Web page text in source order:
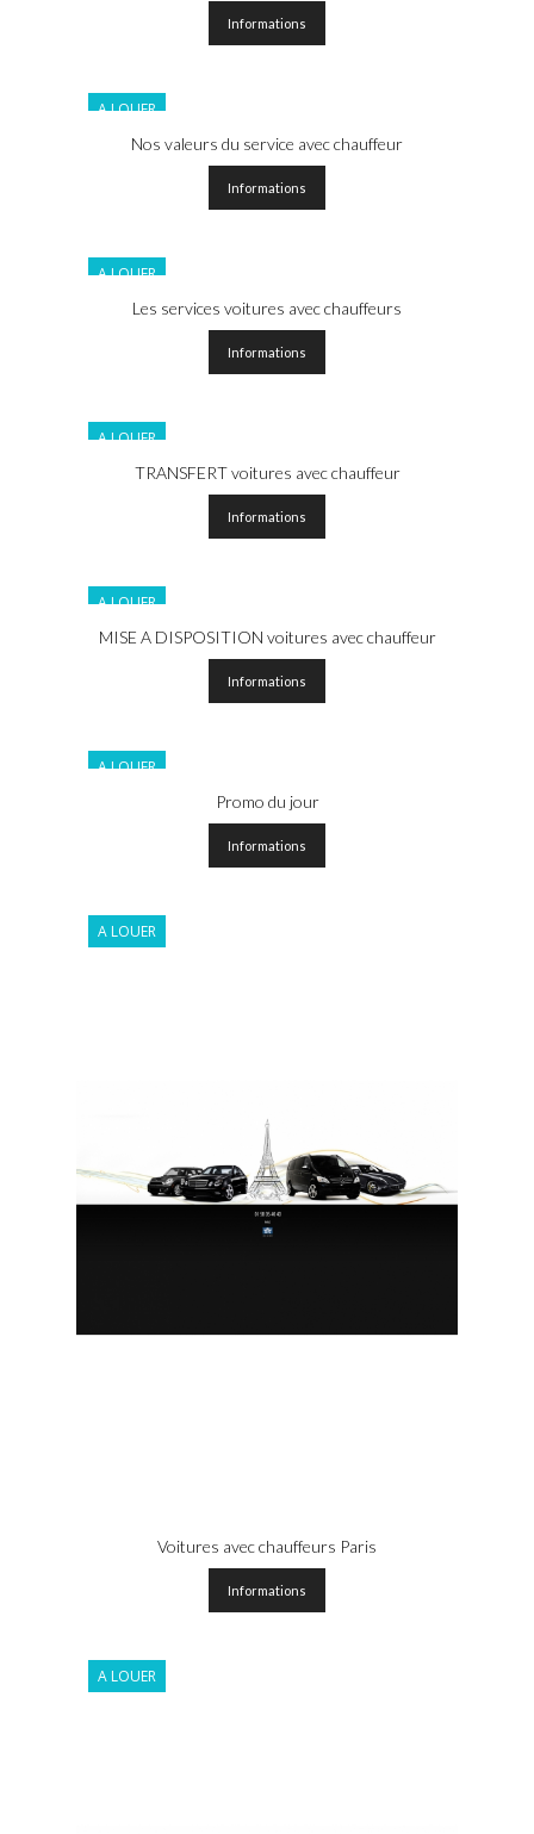
Informations
A LOUER
Nos valeurs du service avec chauffeur
Informations
A LOUER
Les services voitures avec chauffeurs
Informations
A LOUER
TRANSFERT voitures avec chauffeur
Informations
A LOUER
MISE A DISPOSITION voitures avec chauffeur
Informations
A LOUER
Promo du jour
Informations
A LOUER
Voitures avec chauffeurs Paris
Informations
A LOUER